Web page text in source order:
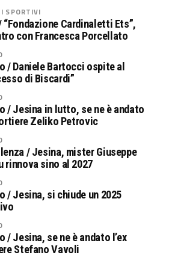
SPORTIVI
“Fondazione Cardinaletti Ets”,
con Francesca Porcellato
/ Daniele Bartocci ospite al
di Biscardi”
/ Jesina in lutto, se ne è andato
Zeliko Petrovic
/ Jesina, mister Giuseppe
rinnova sino al 2027
/ Jesina, si chiude un 2025
/ Jesina, se ne è andato l’ex
Stefano Vavoli